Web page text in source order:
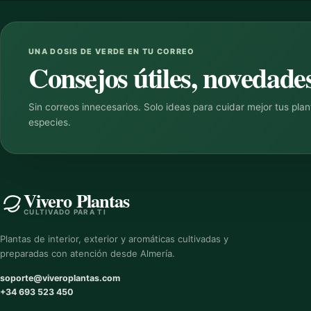
Leer guía completa→
UNA DOSIS DE VERDE EN TU CORREO
Consejos útiles,
Sin correos innecesarios. Solo ideas para cuidar mejor tus
especies.
Vivero Plantas
CULTIVADO PARA TI
Plantas de interior, exterior y aromáticas cultivadas y
preparadas con atención desde Almería.
soporte@viveroplantas.com
+34 693 523 450